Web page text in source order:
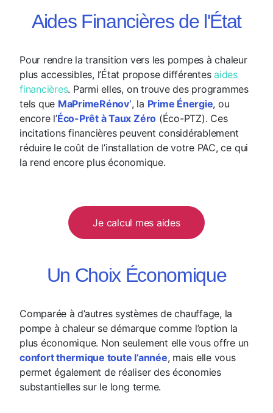
Aides Financières de l'État
Pour rendre la transition vers les pompes à chaleur
plus accessibles, l’État propose différentesaides
financières. Parmi elles, on trouve des programmes
tels que MaPrimeRénov’, la Prime Énergie, ou
encore l’Éco-Prêt à Taux Zéro (Éco-PTZ). Ces
incitations financières peuvent considérablement
réduire le coût de l’installation de votre PAC, ce qui
la rend encore plus économique.
Je calcul mes aides
Un Choix Économique
Comparée à d’autres systèmes de chauffage, la
pompe à chaleur se démarque comme l’option la
plus économique. Non seulement elle vous offre un
confort thermique toute l’année, mais elle vous
permet également de réaliser des économies
substantielles sur le long terme.